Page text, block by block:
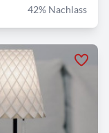
42% Nachlass